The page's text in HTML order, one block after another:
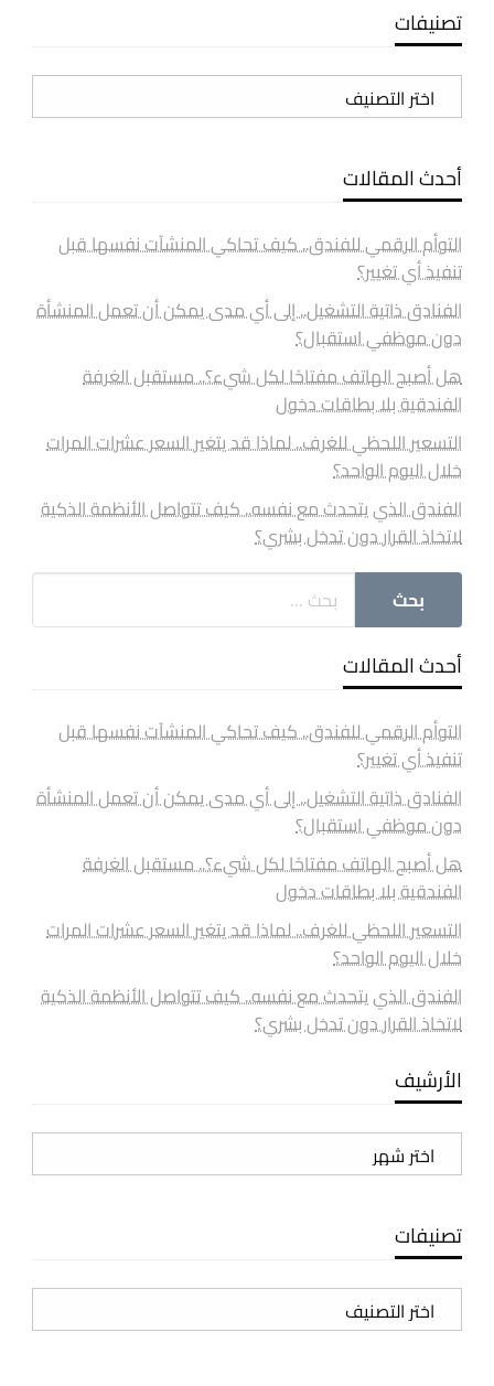
تصنيفات
تصنيفات
أحدث المقالات
التوأم الرقمي للفندق.. كيف تحاكي المنشآت نفسها قبل
تنفيذ أي تغيير؟
الفنادق ذاتية التشغيل.. إلى أي مدى يمكن أن تعمل المنشأة
دون موظفي استقبال؟
هل أصبح الهاتف مفتاحًا لكل شيء؟.. مستقبل الغرفة
الفندقية بلا بطاقات دخول
التسعير اللحظي للغرف.. لماذا قد يتغير السعر عشرات المرات
خلال اليوم الواحد؟
الفندق الذي يتحدث مع نفسه.. كيف تتواصل الأنظمة الذكية
لاتخاذ القرار دون تدخل بشري؟
أحدث المقالات
التوأم الرقمي للفندق.. كيف تحاكي المنشآت نفسها قبل
تنفيذ أي تغيير؟
الفنادق ذاتية التشغيل.. إلى أي مدى يمكن أن تعمل المنشأة
دون موظفي استقبال؟
هل أصبح الهاتف مفتاحًا لكل شيء؟.. مستقبل الغرفة
الفندقية بلا بطاقات دخول
التسعير اللحظي للغرف.. لماذا قد يتغير السعر عشرات المرات
خلال اليوم الواحد؟
الفندق الذي يتحدث مع نفسه.. كيف تتواصل الأنظمة الذكية
لاتخاذ القرار دون تدخل بشري؟
الأرشيف
الأرشيف
تصنيفات
تصنيفات